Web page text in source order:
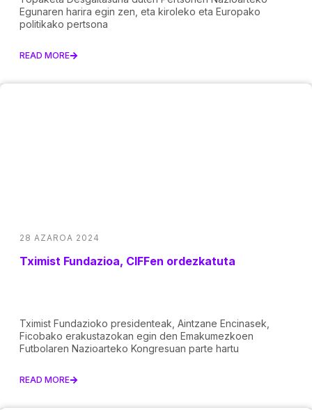
Egunaren harira egin zen, eta kiroleko eta Europako
politikako pertsona
READ MORE
28 AZAROA 2024
Tximist Fundazioa, CIFFen ordezkatuta
Tximist Fundazioko presidenteak, Aintzane Encinasek,
Ficobako erakustazokan egin den Emakumezkoen
Futbolaren Nazioarteko Kongresuan parte hartu
READ MORE